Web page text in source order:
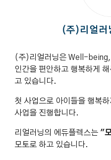
(주)리얼러
(주)리얼러닝은 Well-
인간을 편안하고 행복하게
고 있습니다.
첫 사업으로 아이들을 행복
사업을 진행합니다.
리얼러닝의 에듀플렉스는 "
모토로 하고 있습니다.